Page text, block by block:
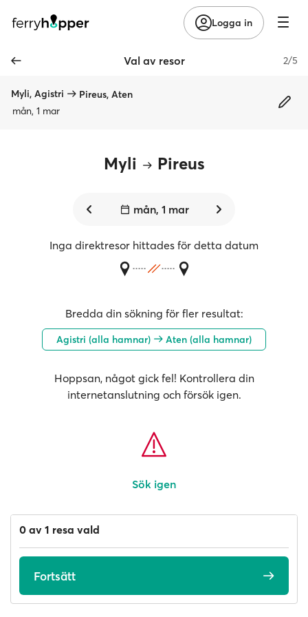
Logga in
Val av resor 2/5
Myli, Agistri
Pireus, Aten
mån, 1 mar
Myli Pireus
mån, 1 mar
Inga direktresor hittades för detta datum
Bredda din sökning för fler resultat:
Agistri (alla hamnar) Aten (alla hamnar)
Hoppsan, något gick fel! Kontrollera din
internetanslutning och försök igen.
Sök igen
0 av 1 resa vald
Fortsätt